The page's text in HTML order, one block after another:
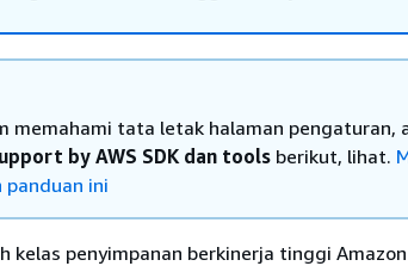
memahami tata letak halaman pengaturan,
by AWS SDK dan tools berikut, lihat.
panduan ini
kelas penyimpanan berkinerja tinggi